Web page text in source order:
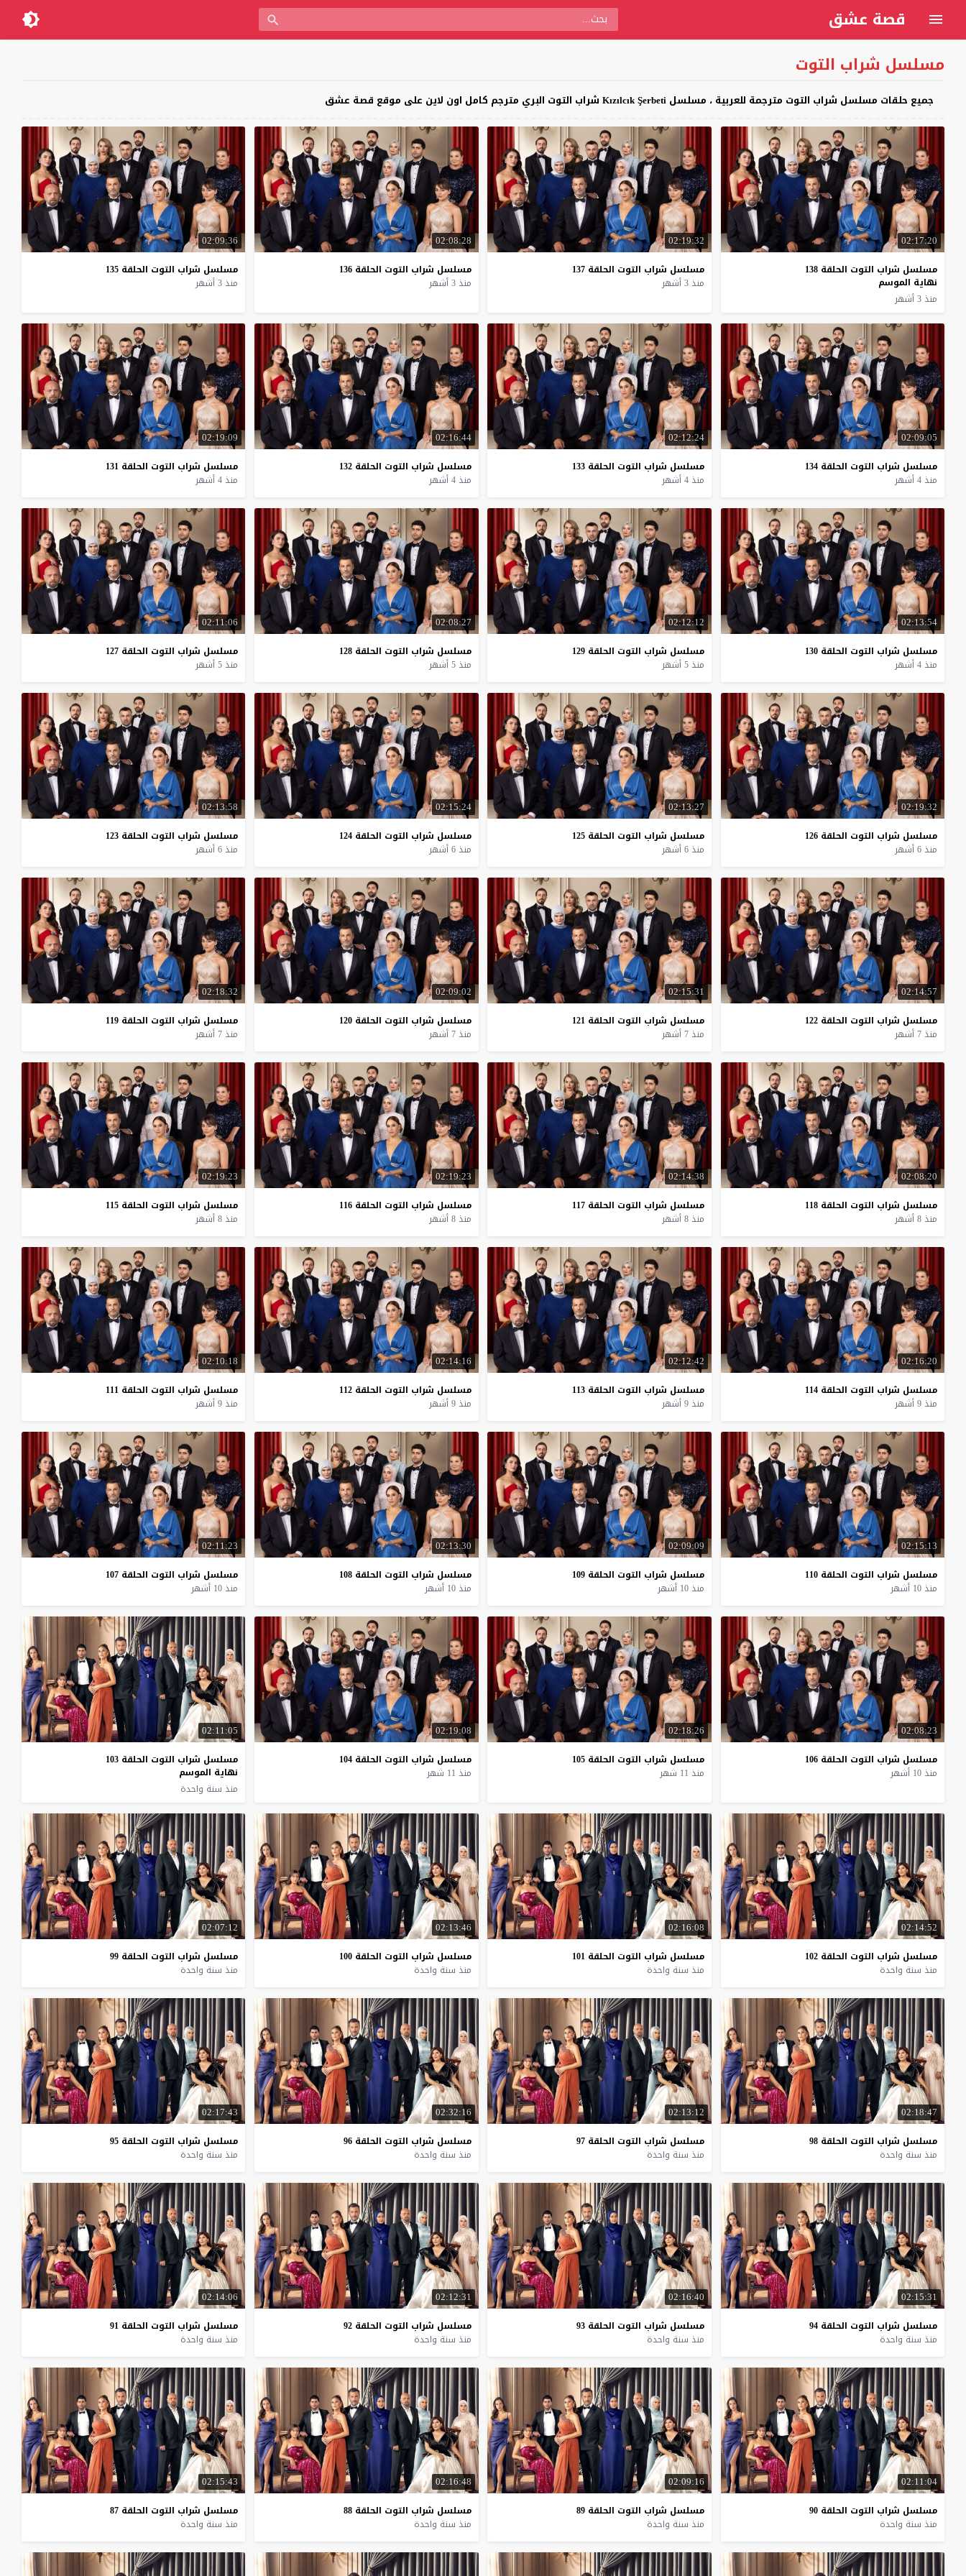
قصة عشق
مسلسل شراب التوت
جميع حلقات مسلسل شراب التوت مترجمة للعربية ، مسلسل Kızılcık Şerbeti شراب التوت البري مترجم كامل اون لاين على موقع قصة عشق
02:17:20
مسلسل شراب التوت الحلقة 138
نهاية الموسم
منذ 3 أشهر
02:19:32
مسلسل شراب التوت الحلقة 137
منذ 3 أشهر
02:08:28
مسلسل شراب التوت الحلقة 136
منذ 3 أشهر
02:09:36
مسلسل شراب التوت الحلقة 135
منذ 3 أشهر
02:09:05
مسلسل شراب التوت الحلقة 134
منذ 4 أشهر
02:12:24
مسلسل شراب التوت الحلقة 133
منذ 4 أشهر
02:16:44
مسلسل شراب التوت الحلقة 132
منذ 4 أشهر
02:19:09
مسلسل شراب التوت الحلقة 131
منذ 4 أشهر
02:13:54
مسلسل شراب التوت الحلقة 130
منذ 4 أشهر
02:12:12
مسلسل شراب التوت الحلقة 129
منذ 5 أشهر
02:08:27
مسلسل شراب التوت الحلقة 128
منذ 5 أشهر
02:11:06
مسلسل شراب التوت الحلقة 127
منذ 5 أشهر
02:19:32
مسلسل شراب التوت الحلقة 126
منذ 6 أشهر
02:13:27
مسلسل شراب التوت الحلقة 125
منذ 6 أشهر
02:15:24
مسلسل شراب التوت الحلقة 124
منذ 6 أشهر
02:13:58
مسلسل شراب التوت الحلقة 123
منذ 6 أشهر
02:14:57
مسلسل شراب التوت الحلقة 122
منذ 7 أشهر
02:15:31
مسلسل شراب التوت الحلقة 121
منذ 7 أشهر
02:09:02
مسلسل شراب التوت الحلقة 120
منذ 7 أشهر
02:18:32
مسلسل شراب التوت الحلقة 119
منذ 7 أشهر
02:08:20
مسلسل شراب التوت الحلقة 118
منذ 8 أشهر
02:14:38
مسلسل شراب التوت الحلقة 117
منذ 8 أشهر
02:19:23
مسلسل شراب التوت الحلقة 116
منذ 8 أشهر
02:19:23
مسلسل شراب التوت الحلقة 115
منذ 8 أشهر
02:16:20
مسلسل شراب التوت الحلقة 114
منذ 9 أشهر
02:12:42
مسلسل شراب التوت الحلقة 113
منذ 9 أشهر
02:14:16
مسلسل شراب التوت الحلقة 112
منذ 9 أشهر
02:10:18
مسلسل شراب التوت الحلقة 111
منذ 9 أشهر
02:15:13
مسلسل شراب التوت الحلقة 110
منذ 10 أشهر
02:09:09
مسلسل شراب التوت الحلقة 109
منذ 10 أشهر
02:13:30
مسلسل شراب التوت الحلقة 108
منذ 10 أشهر
02:11:23
مسلسل شراب التوت الحلقة 107
منذ 10 أشهر
02:08:23
مسلسل شراب التوت الحلقة 106
منذ 10 أشهر
02:18:26
مسلسل شراب التوت الحلقة 105
منذ 11 شهر
02:19:08
مسلسل شراب التوت الحلقة 104
منذ 11 شهر
02:11:05
مسلسل شراب التوت الحلقة 103
نهاية الموسم
منذ سنة واحدة
02:14:52
مسلسل شراب التوت الحلقة 102
منذ سنة واحدة
02:16:08
مسلسل شراب التوت الحلقة 101
منذ سنة واحدة
02:13:46
مسلسل شراب التوت الحلقة 100
منذ سنة واحدة
02:07:12
مسلسل شراب التوت الحلقة 99
منذ سنة واحدة
02:18:47
مسلسل شراب التوت الحلقة 98
منذ سنة واحدة
02:13:12
مسلسل شراب التوت الحلقة 97
منذ سنة واحدة
02:32:16
مسلسل شراب التوت الحلقة 96
منذ سنة واحدة
02:17:43
مسلسل شراب التوت الحلقة 95
منذ سنة واحدة
02:15:31
مسلسل شراب التوت الحلقة 94
منذ سنة واحدة
02:16:40
مسلسل شراب التوت الحلقة 93
منذ سنة واحدة
02:12:31
مسلسل شراب التوت الحلقة 92
منذ سنة واحدة
02:14:06
مسلسل شراب التوت الحلقة 91
منذ سنة واحدة
02:11:04
مسلسل شراب التوت الحلقة 90
منذ سنة واحدة
02:09:16
مسلسل شراب التوت الحلقة 89
منذ سنة واحدة
02:16:48
مسلسل شراب التوت الحلقة 88
منذ سنة واحدة
02:15:43
مسلسل شراب التوت الحلقة 87
منذ سنة واحدة